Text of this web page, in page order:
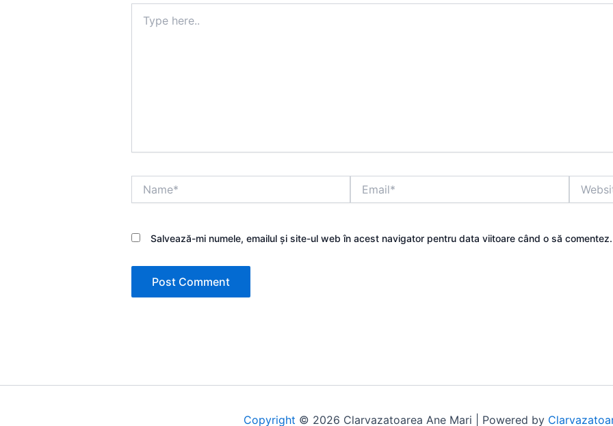
here..
Salvează-mi numele, emailul și site-ul web în acest navigator pentru data viitoare când o să comentez.
Copyright © 2026 Clarvazatoarea Ane Mari | Powered by